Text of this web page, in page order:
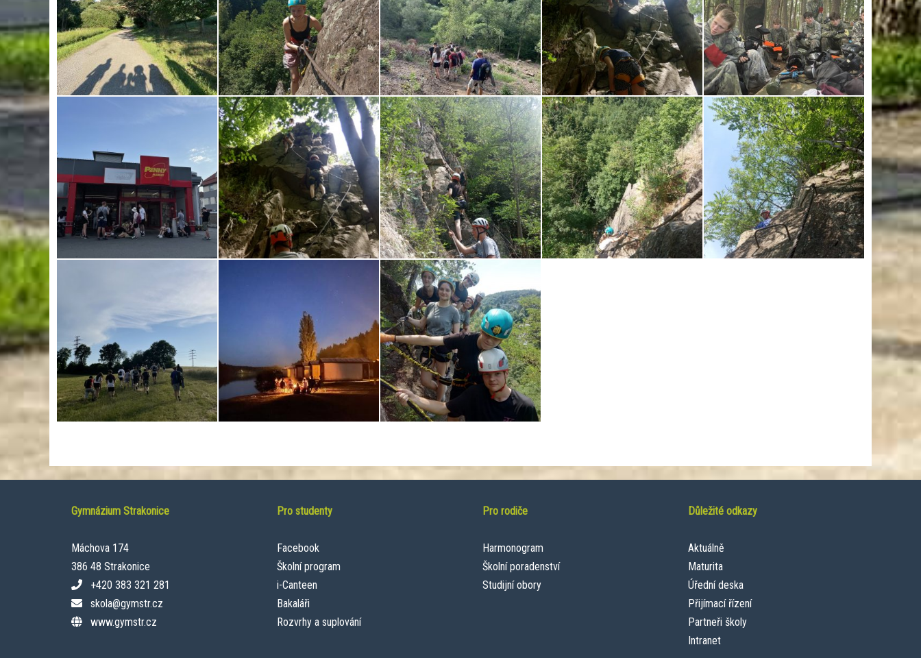
Gymnázium Strakonice
Máchova 174
386 48 Strakonice
+420 383 321 281
skola@gymstr.cz
www.gymstr.cz
Pro studenty
Facebook
Školní program
i-Canteen
Bakaláři
Rozvrhy a suplování
Pro rodiče
Harmonogram
Školní poradenství
Studijní obory
Důležité odkazy
Aktuálně
Maturita
Úřední deska
Přijímací řízení
Partneři školy
Intranet